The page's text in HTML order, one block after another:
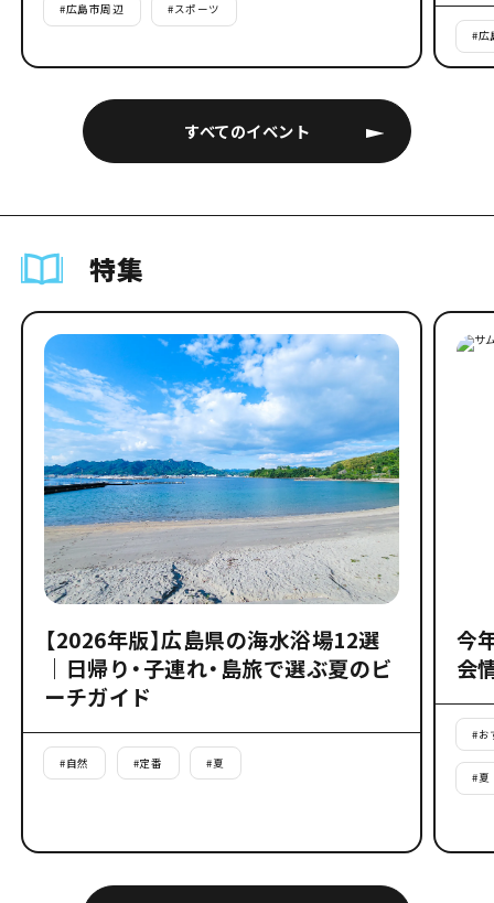
すべてのイベント
#広島市周辺 #スポーツ
#広
特集
【2026年版】広島県の海水浴場12選
｜日帰り・子連れ・島旅で選ぶ夏のビ
ーチガイド
#自然 #定番 #夏
今
会
#お
#夏